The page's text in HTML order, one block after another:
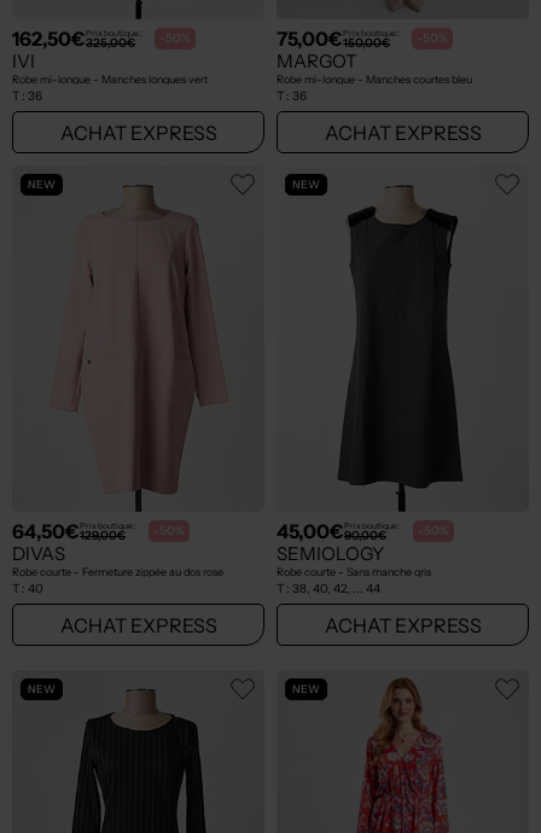
162,50€Prix boutique :
325,00€ -50%
IVI
Robe mi-longue - Manches longues vert
T : 36
ACHAT EXPRESS
75,00€Prix boutique :
150,00€ -50%
MARGOT
Robe mi-longue - Manches courtes bleu
T : 36
ACHAT EXPRESS
NEW
64,50€Prix boutique :
129,00€ -50%
DIVAS
Robe courte - Fermeture zippée au dos rose
T : 40
ACHAT EXPRESS
NEW
45,00€Prix boutique :
90,00€ -50%
SEMIOLOGY
Robe courte - Sans manche gris
T : 38, 40, 42, ... 44
ACHAT EXPRESS
NEW NEW